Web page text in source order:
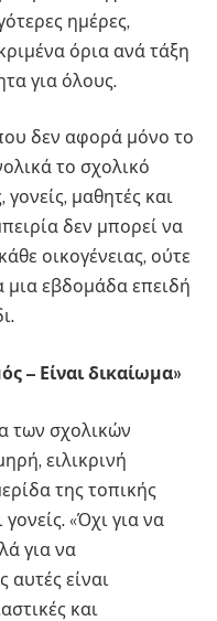
ημέρες,
όρια ανά τάξη
για όλους.
δεν αφορά μόνο το
το σχολικό
μαθητές και
δεν μπορεί να
οικογένειας, ούτε
μια εβδομάδα επειδή
– Είναι δικαίωμα»
των σχολικών
ειλικρινή
της τοπικής
«Όχι για να
για να
αυτές είναι
και